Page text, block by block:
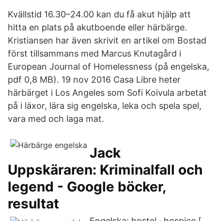
Kvällstid 16.30–24.00 kan du få akut hjälp att
hitta en plats på akutboende eller härbärge.
Kristiansen har även skrivit en artikel om Bostad
först tillsammans med Marcus Knutagård i
European Journal of Homelessness (på engelska,
pdf 0,8 MB). 19 nov 2016 Casa Libre heter
härbärget i Los Angeles som Sofi Koivula arbetat
på i läxor, lära sig engelska, leka och spela spel,
vara med och laga mat.
Jack
Uppskäraren: Kriminalfall och
legend - Google böcker,
resultat